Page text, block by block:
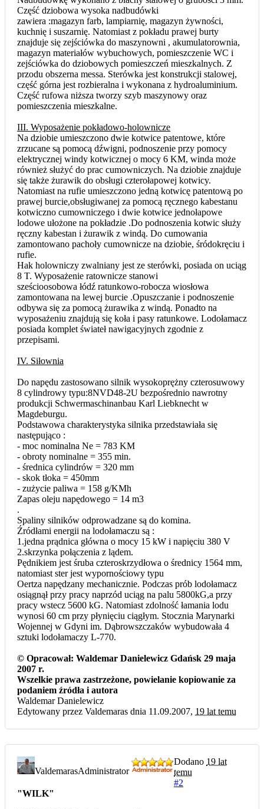
Część dziobowa wysoka nadbudówki
zawiera :magazyn farb, lampiarnię, magazyn żywności,
kuchnię i suszarnię. Natomiast z pokładu prawej burty
znajduje się zejściówka do maszynowni , akumulatorownia,
magazyn materiałów wybuchowych, pomieszczenie WC i
zejściówka do dziobowych pomieszczeń mieszkalnych. Z
przodu obszerna messa. Sterówka jest konstrukcji stalowej,
część górna jest rozbieralna i wykonana z hydroaluminium.
Część rufowa niższa tworzy szyb maszynowy oraz
pomieszczenia mieszkalne.
III. Wyposażenie pokładowo-holownicze
Na dziobie umieszczono dwie kotwice patentowe, które
zrzucane są pomocą dźwigni, podnoszenie przy pomocy
elektrycznej windy kotwicznej o mocy 6 KM, winda może
również służyć do prac cumowniczych. Na dziobie znajduje
się także żurawik do obsługi czterołapowej kotwicy.
Natomiast na rufie umieszczono jedną kotwicę patentową po
prawej burcie,obsługiwanej za pomocą ręcznego kabestanu
kotwiczno cumowniczego i dwie kotwice jednołapowe
lodowe ułożone na pokładzie .Do podnoszenia kotwic służy
ręczny kabestan i żurawik z windą. Do cumowania
zamontowano pachoły cumownicze na dziobie, śródokręciu i
rufie.
Hak holowniczy zwalniany jest ze sterówki, posiada on uciąg
8 T. Wyposażenie ratownicze stanowi
sześcioosobowa łódź ratunkowo-robocza wiosłowa
zamontowana na lewej burcie .Opuszczanie i podnoszenie
odbywa się za pomocą żurawika z windą. Ponadto na
wyposażeniu znajdują się koła i pasy ratunkowe. Lodołamacz
posiada komplet świateł nawigacyjnych zgodnie z
przepisami.
IV. Siłownia
Do napędu zastosowano silnik wysokoprężny czterosuwowy
8 cylindrowy typu:8NVD48-2U bezpośrednio nawrotny
produkcji Schwermaschinanbau Karl Liebknecht w
Magdeburgu.
Podstawowa charakterystyka silnika przedstawiała się
następująco :
- moc nominalna Ne = 783 KM
- obroty nominalne = 355 min.
- średnica cylindrów = 320 mm
- skok tłoka = 450mm
- zużycie paliwa = 158 g/KMh
Zapas oleju napędowego = 14 m3
.
Spaliny silników odprowadzane są do komina.
Źródłami energii na lodołamaczu są :
1.jedna prądnica główna o mocy 15 kW i napięciu 380 V
2.skrzynka połączenia z lądem.
Pędnikiem jest śruba czteroskrzydłowa o średnicy 1564 mm,
natomiast ster jest wypornościowy typu
Oertza napędzany mechanicznie. Podczas prób lodołamacz
osiągnął przy pracy naprzód uciąg na palu 5800kG,a przy
pracy wstecz 5600 kG. Natomiast zdolność łamania lodu
wynosi 60 cm przy płynięciu ciągłym. Stocznia Marynarki
Wojennej w Gdyni im. Dąbrowszczaków wybudowała 4
sztuki lodołamaczy L-770.
© Opracował: Waldemar Danielewicz Gdańsk 29 maja
2007 r.
Wszelkie prawa zastrzeżone, powielanie kopiowanie za
podaniem źródła i autora
Waldemar Danielewicz
Edytowany przez Valdemaras dnia 11.09.2007, 19 lat temu
ValdemarasAdministrator
Dodano 19 lat
temu
#2
"WILK"